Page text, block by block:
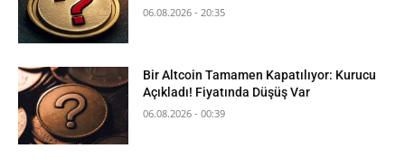
06.08.2026 - 20:35
Bir Altcoin Tamamen Kapatılıyor: Kurucu
Açıkladı! Fiyatında Düşüş Var
06.08.2026 - 00:39